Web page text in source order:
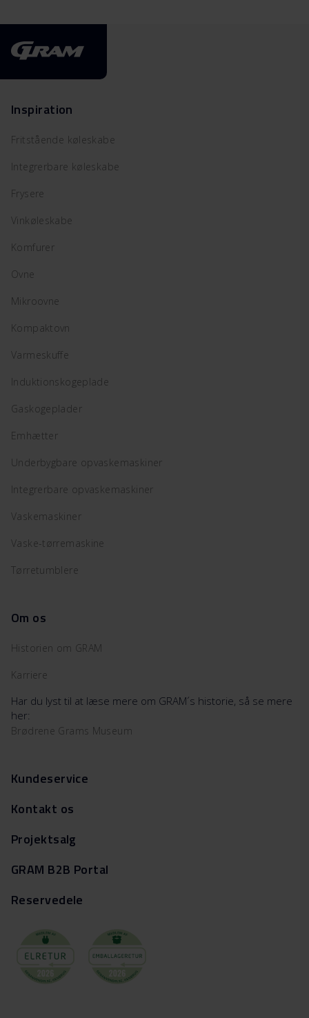
Inspiration
Fritstående køleskabe
Integrerbare køleskabe
Frysere
Vinkøleskabe
Komfurer
Ovne
Mikroovne
Kompaktovn
Varmeskuffe
Induktionskogeplade
Gaskogeplader
Emhætter
Underbygbare opvaskemaskiner
Integrerbare opvaskemaskiner
Vaskemaskiner
Vaske-tørremaskine
Tørretumblere
Om os
Historien om GRAM
Karriere
Har du lyst til at læse mere om GRAM´s historie, så se mere
her:
Brødrene Grams Museum
Kundeservice
Kontakt os
Projektsalg
GRAM B2B Portal
Reservedele